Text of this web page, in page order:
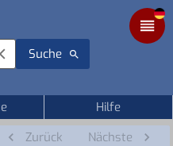
Suche
Hilfe
Zurück Nächste